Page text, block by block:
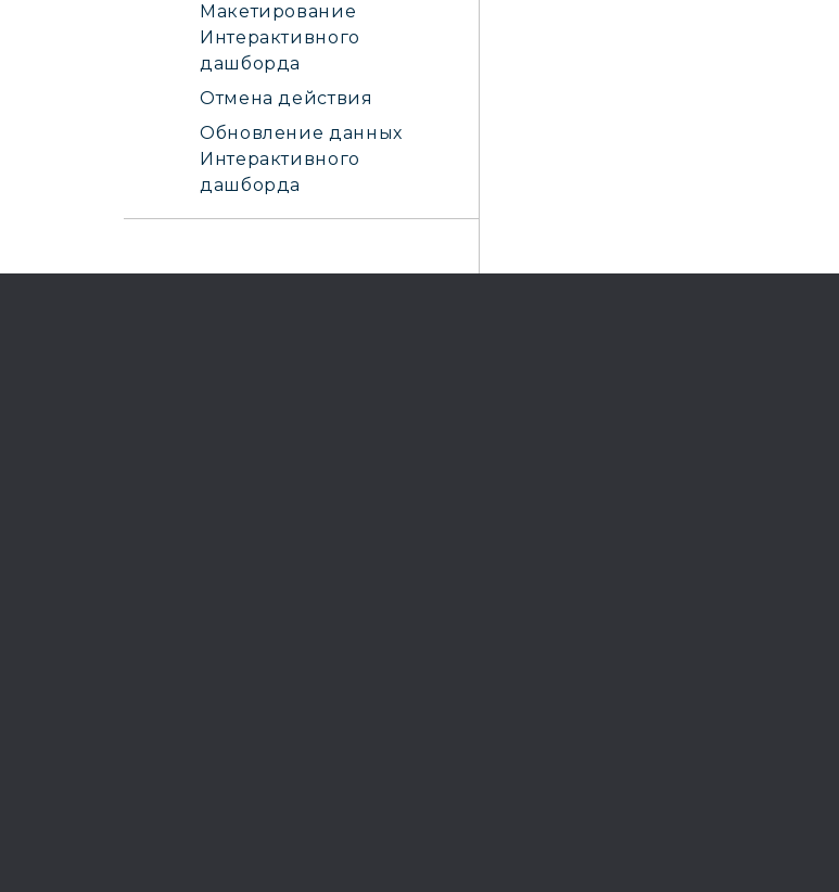
Макетирование
Интерактивного
дашборда
Отмена действия
Обновление данных
Интерактивного
дашборда